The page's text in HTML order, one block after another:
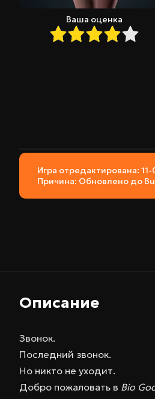
Ваша оценка
Игра отредактирована:
Причина: Обновлено до
Описание
Звонок.
Последний звонок.
Но никто не уходит.
Добро пожаловать в Bio